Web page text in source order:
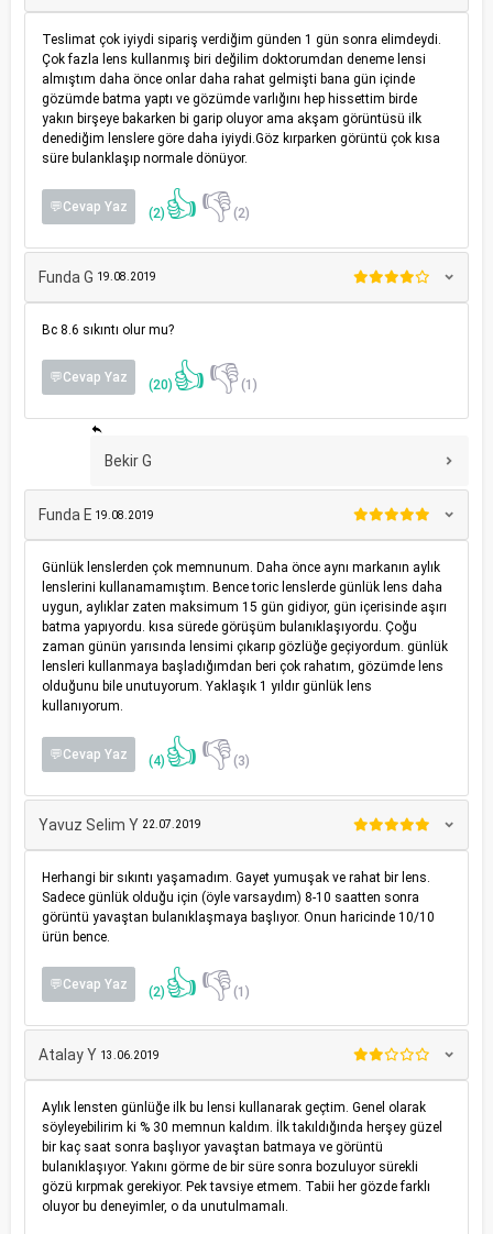
Teslimat çok iyiydi sipariş verdiğim günden 1 gün sonra elimdeydi.
Çok fazla lens kullanmış biri değilim doktorumdan deneme lensi
almıştım daha önce onlar daha rahat gelmişti bana gün içinde
gözümde batma yaptı ve gözümde varlığını hep hissettim birde
yakın birşeye bakarken bi garip oluyor ama akşam görüntüsü ilk
denediğim lenslere göre daha iyiydi.Göz kırparken görüntü çok kısa
süre bulanklaşıp normale dönüyor.
💬Cevap Yaz (2) 👍👎(2)
Funda G 19.08.2019
Bc 8.6 sıkıntı olur mu?
💬Cevap Yaz (20) 👍👎(1)
Bekir G
Funda E 19.08.2019
Günlük lenslerden çok memnunum. Daha önce aynı markanın aylık
lenslerini kullanamamıştım. Bence toric lenslerde günlük lens daha
uygun, aylıklar zaten maksimum 15 gün gidiyor, gün içerisinde aşırı
batma yapıyordu. kısa sürede görüşüm bulanıklaşıyordu. Çoğu
zaman günün yarısında lensimi çıkarıp gözlüğe geçiyordum. günlük
lensleri kullanmaya başladığımdan beri çok rahatım, gözümde lens
olduğunu bile unutuyorum. Yaklaşık 1 yıldır günlük lens
kullanıyorum.
💬Cevap Yaz (4) 👍👎(3)
Yavuz Selim Y 22.07.2019
Herhangi bir sıkıntı yaşamadım. Gayet yumuşak ve rahat bir lens.
Sadece günlük olduğu için (öyle varsaydım) 8-10 saatten sonra
görüntü yavaştan bulanıklaşmaya başlıyor. Onun haricinde 10/10
ürün bence.
💬Cevap Yaz (2) 👍👎(1)
Atalay Y 13.06.2019
Aylık lensten günlüğe ilk bu lensi kullanarak geçtim. Genel olarak
söyleyebilirim ki % 30 memnun kaldım. İlk takıldığında herşey güzel
bir kaç saat sonra başlıyor yavaştan batmaya ve görüntü
bulanıklaşıyor. Yakını görme de bir süre sonra bozuluyor sürekli
gözü kırpmak gerekiyor. Pek tavsiye etmem. Tabii her gözde farklı
oluyor bu deneyimler, o da unutulmamalı.